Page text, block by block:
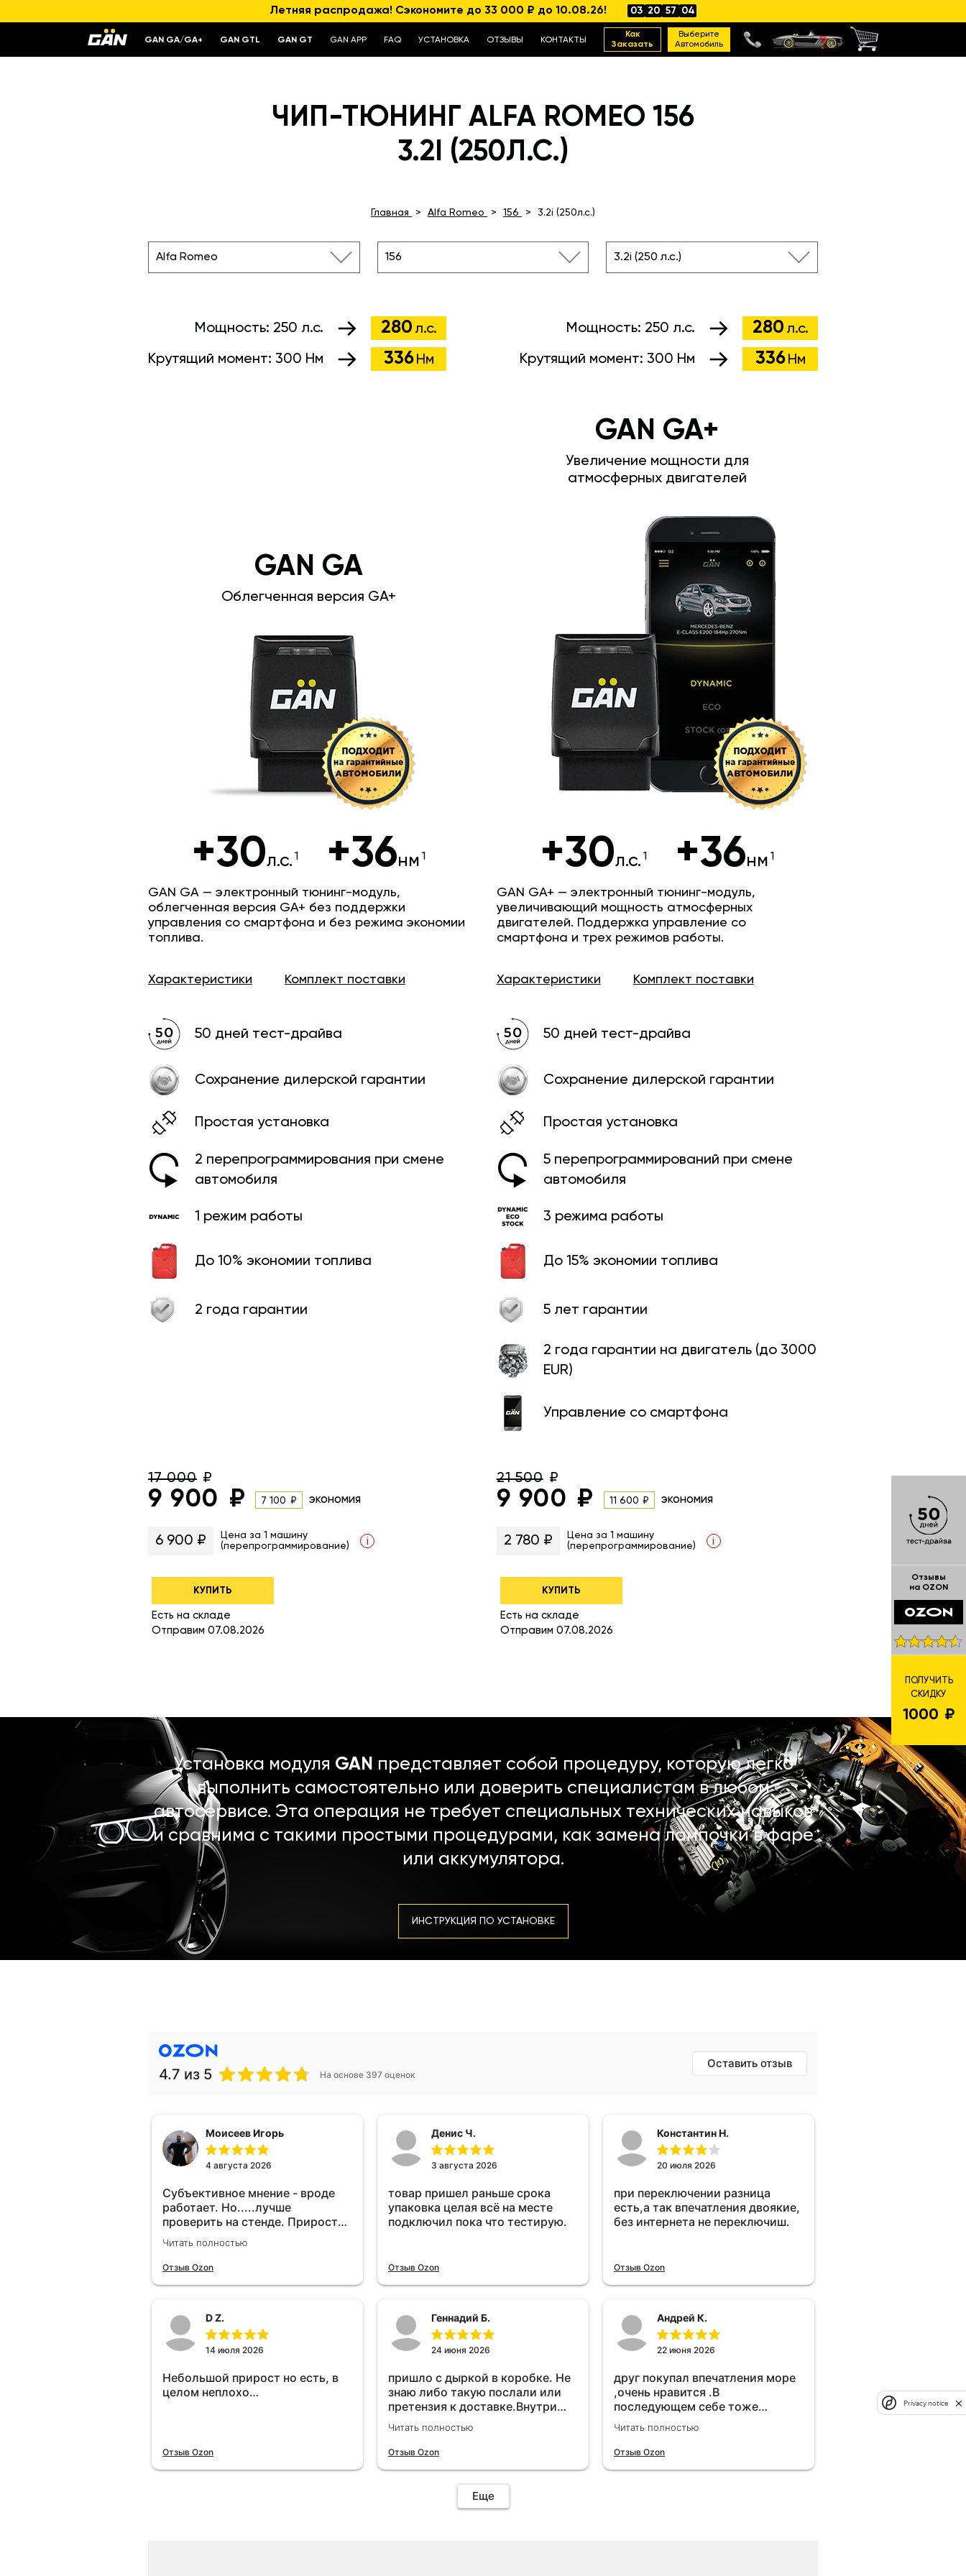
Летняя распродажа! Сэкономите до 33 000 ₽ до 10.08.26! 03 20 57 03
GAN GA/GA+ GAN GTL GAN GT GAN APP FAQ УСТАНОВКА ОТЗЫВЫ КОНТАКТЫ
Как
Заказать
Выберите
Автомобиль
ЧИП-ТЮНИНГ ALFA ROMEO 156
3.2I (250Л.С.)
Главная Alfa Romeo 156 3.2i (250л.с.)
Alfa Romeo 156 3.2i (250 л.с.)
Мощность: 250 л.с. 280 л.с.
Крутящий момент: 300 Нм 336 Нм
Мощность: 250 л.с. 280 л.с.
Крутящий момент: 300 Нм 336 Нм
GAN GA+
Увеличение мощности для
атмосферных двигателей
+30л.с. +36нм
GAN GA+ — электронный тюнинг-модуль,
увеличивающий мощность атмосферных
двигателей. Поддержка управление со
смартфона и трех режимов работы.
Характеристики Комплект поставки
50 дней тест-драйва
Сохранение дилерской гарантии
Простая установка
5 перепрограмми­рований при смене
автомобиля
3 режима работы
До 15% экономии топлива
5 лет гарантии
2 года гарантии на двигатель (до 3000
EUR)
Управление со смартфона
21 500
9 900 11 600 экономия
2 780 ₽
Цена за 1 машину
(перепрограммирование)
i
КУПИТЬ
Есть на складе
Отправим 07.08.2026
GAN GA
Облегченная версия GA+
+30л.с. +36нм
GAN GA — электронный тюнинг-модуль,
облегченная версия GA+ без поддержки
управления со смартфона и без режима экономии
топлива.
Характеристики Комплект поставки
50 дней тест-драйва
Сохранение дилерской гарантии
Простая установка
2 перепрограмми­рования при смене
автомобиля
1 режим работы
До 10% экономии топлива
2 года гарантии
17 000
9 900 7 100 экономия
6 900 ₽
Цена за 1 машину
(перепрограммирование)
i
КУПИТЬ
Есть на складе
Отправим 07.08.2026
Установка модуля GAN представляет собой процедуру, которую легко
выполнить самостоятельно или доверить специалистам в любом
автосервисе. Эта операция не требует специальных технических навыков
и сравнима с такими простыми процедурами, как замена лампочки в фаре
или аккумулятора.
ИНСТРУКЦИЯ ПО УСТАНОВКЕ
4.7 из 5 На основе 397 оценок
Оставить отзыв
Моисеев Игорь
4 августа 2026
Субъективное мнение - вроде
работает. Но.....лучше
проверить на стенде. Прирост
10-12% "на глаз" уловить очень
сложно. Покатаюсь, потом
отключу и посмотрю, что будет
Читать полностью
Отзыв Ozon
Денис Ч.
3 августа 2026
товар пришел раньше срока
упаковка целая всё на месте
подключил пока что тестирую.
Отзыв Ozon
Константин Н.
20 июля 2026
при переключении разница
есть,а так впечатления двоякие,
без интернета не переключиш.
Отзыв Ozon
D Z.
14 июля 2026
Небольшой прирост но есть, в
целом неплохо…
Отзыв Ozon
Геннадий Б.
24 июня 2026
пришло с дыркой в коробке. Не
знаю либо такую послали или
претензия к доставке.Внутри
вроде всё цело. С первого раза
установить не получается не
знаю может интернет дурит.
отзыв.Дополняю отзыв для
установки необходимо
Читать полностью
Отзыв Ozon
Андрей К.
22 июня 2026
друг покупал впечатления море
,очень нравится .В
последующем себе тоже
приобрел.Реально прибавляет
мощности!
Читать полностью
Отзыв Ozon
Еще
Отзывы
на OZON
ПОЛУЧИТЬ
СКИДКУ
1000
Privacy notice